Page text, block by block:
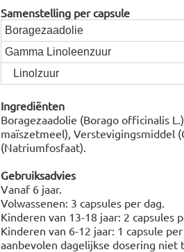
Samenstelling per capsule
Boragezaadolie
Gamma Linoleenzuur
Linolzuur
Ingrediënten
Boragezaadolie (Borago officinalis
maïszetmeel), Verstevigingsmiddel
(Natriumfosfaat).
Gebruiksadvies
Vanaf 6 jaar.
Volwassenen: 3 capsules per dag.
Kinderen van 13-18 jaar: 2 capsules
Kinderen van 6-12 jaar: 1 capsule
aanbevolen dagelijkse dosering niet